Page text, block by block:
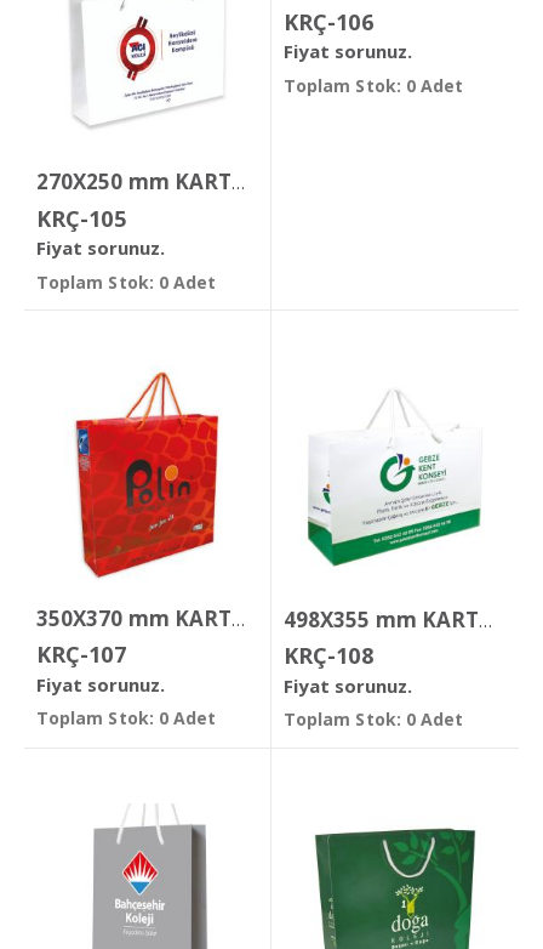
270X250 mm KARTON ÇANTA
KRÇ-105
Fiyat sorunuz.
Toplam Stok: 0 Adet
KRÇ-106
Fiyat sorunuz.
Toplam Stok: 0 Adet
350X370 mm KARTON ÇANTA
KRÇ-107
Fiyat sorunuz.
Toplam Stok: 0 Adet
498X355 mm KARTON ÇANTA
KRÇ-108
Fiyat sorunuz.
Toplam Stok: 0 Adet